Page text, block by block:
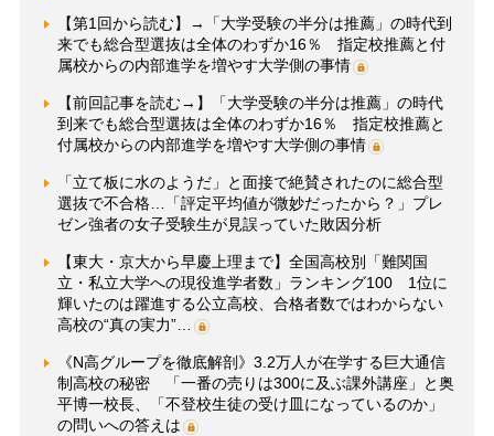
【第1回から読む】→「大学受験の半分は推薦」の時代到
来でも総合型選抜は全体のわずか16％ 指定校推薦と付
属校からの内部進学を増やす大学側の事情
【前回記事を読む→】「大学受験の半分は推薦」の時代
到来でも総合型選抜は全体のわずか16％ 指定校推薦と
付属校からの内部進学を増やす大学側の事情
「立て板に水のようだ」と面接で絶賛されたのに総合型
選抜で不合格…「評定平均値が微妙だったから？」プレ
ゼン強者の女子受験生が見誤っていた敗因分析
【東大・京大から早慶上理まで】全国高校別「難関国
立・私立大学への現役進学者数」ランキング100 1位に
輝いたのは躍進する公立高校、合格者数ではわからない
高校の“真の実力”…
《N高グループを徹底解剖》3.2万人が在学する巨大通信
制高校の秘密 「一番の売りは300に及ぶ課外講座」と奥
平博一校長、「不登校生徒の受け皿になっているのか」
の問いへの答えは